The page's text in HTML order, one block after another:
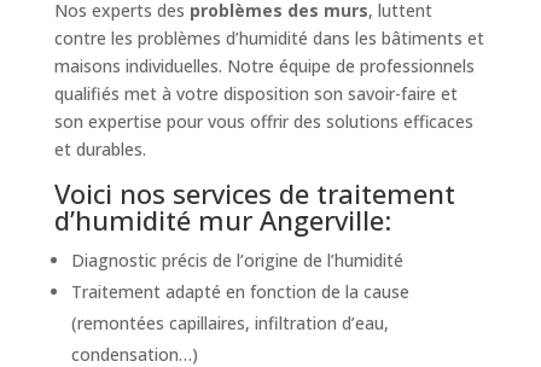
Nos experts des problèmes des murs, luttent
contre les problèmes d’humidité dans les bâtiments et
maisons individuelles. Notre équipe de professionnels
qualifiés met à votre disposition son savoir-faire et
son expertise pour vous offrir des solutions efficaces
et durables.
Voici nos services de traitement
d’humidité mur Angerville:
Diagnostic précis de l’origine de l’humidité
Traitement adapté en fonction de la cause
(remontées capillaires, infiltration d’eau,
condensation…)